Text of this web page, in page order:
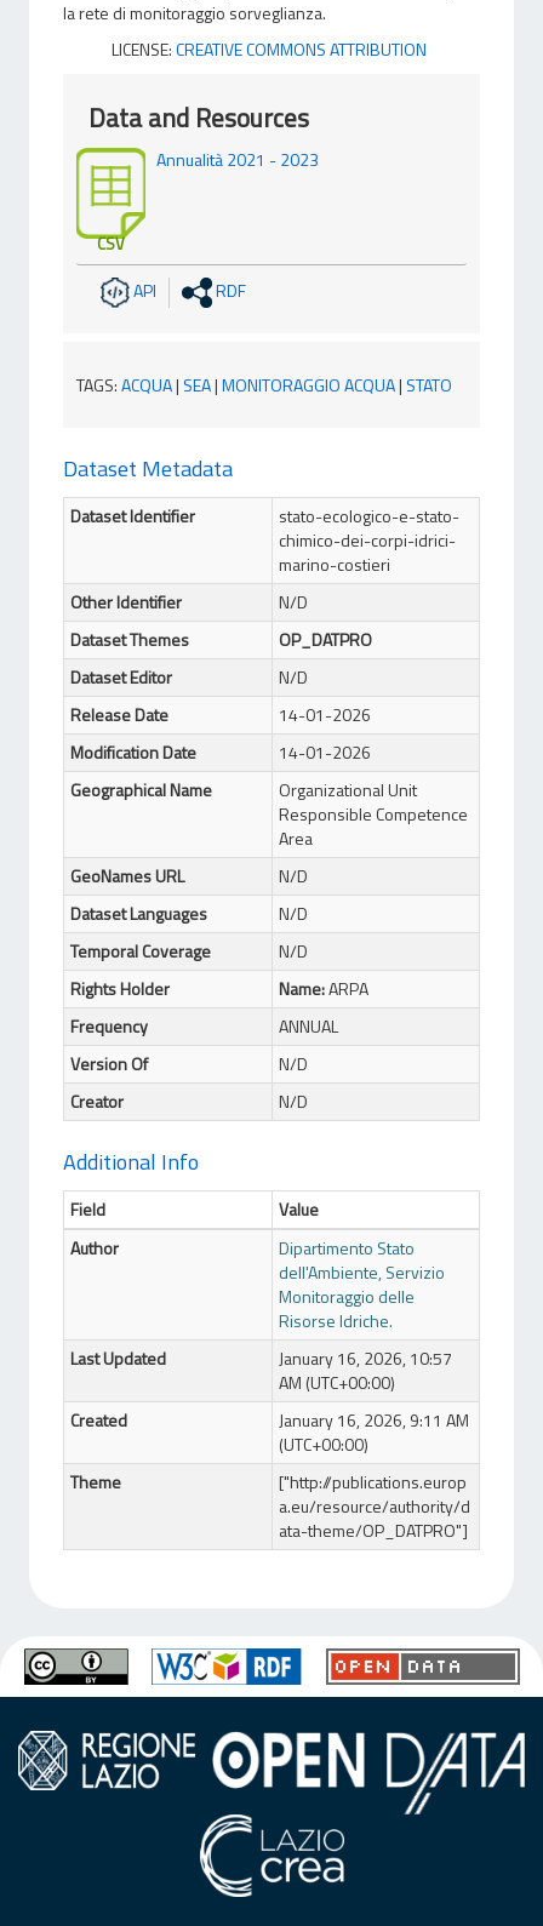
la rete di monitoraggio sorveglianza.
LICENSE:CREATIVE COMMONS ATTRIBUTION
Data and Resources
CSV
Annualità 2021 - 2023
API RDF
TAGS:ACQUA| SEA|MONITORAGGIO ACQUA| STATO
Dataset Metadata
Dataset Identifier
stato-ecologico-e-stato-
chimico-dei-corpi-idrici-
marino-costieri
Other Identifier
N/D
Dataset Themes
OP_DATPRO
Dataset Editor
N/D
Release Date
14-01-2026
Modification Date
14-01-2026
Geographical Name
Organizational Unit
Responsible Competence
Area
GeoNames URL
N/D
Dataset Languages
N/D
Temporal Coverage
N/D
Rights Holder
Name:ARPA
Frequency
ANNUAL
Version Of
N/D
Creator
N/D
Additional Info
Field
Value
Author
Dipartimento Stato
dell'Ambiente, Servizio
Monitoraggio delle
Risorse Idriche.
Last Updated
January 16, 2026, 10:57
AM (UTC+00:00)
Created
January 16, 2026, 9:11 AM
(UTC+00:00)
Theme
["http://publications.europ
a.eu/resource/authority/d
ata-theme/OP_DATPRO"]